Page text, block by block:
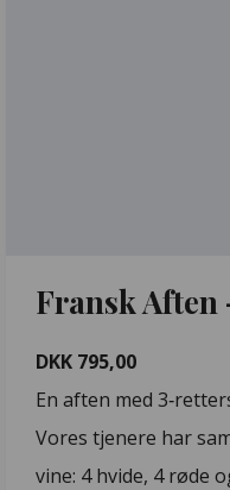
Fransk
DKK 795,00
En aften med
Vores tjenere har
vine: 4 hvide, 4 røde